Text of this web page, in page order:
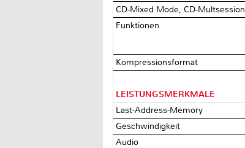
CD-Mixed Mode, CD-Multsession
Funktionen
Kompressionsformat
LEISTUNGSMERKMALE
Last-Address-Memory
Geschwindigkeit
Audio